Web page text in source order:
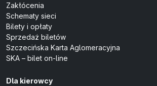
Zakłócenia
Schematy sieci
Bilety i opłaty
Sprzedaż biletów
Szczecińska Karta Aglomeracyjna
SKA – bilet on-line
Dla kierowcy